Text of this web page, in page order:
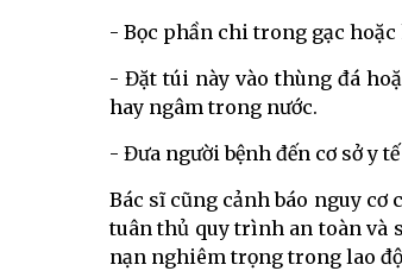
- Bọc phần chi trong gạc
- Đặt túi này vào thùng đá
hay ngâm trong nước.
- Đưa người bệnh đến cơ sở y
Bác sĩ cũng cảnh báo nguy cơ
tuân thủ quy trình an toàn và
nạn nghiêm trọng trong lao